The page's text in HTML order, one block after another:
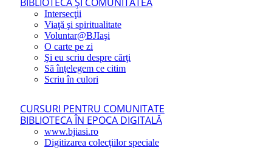
Intersecţii
Viaţă şi spiritualitate
Voluntar@BJIaşi
O carte pe zi
Şi eu scriu despre cărţi
Să înţelegem ce citim
Scriu în culori
CURSURI PENTRU COMUNITATE
BIBLIOTECA ÎN EPOCA DIGITALĂ
www.bjiasi.ro
Digitizarea colecţiilor speciale